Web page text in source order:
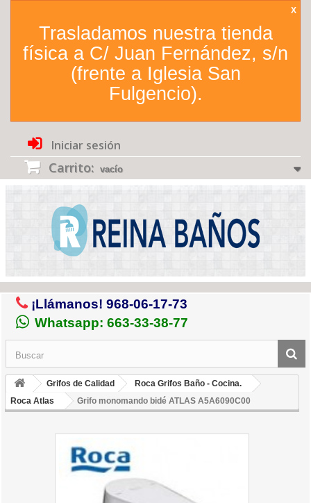
Trasladamos nuestra tienda
física a C/ Juan Fernández, s/n
(frente a Iglesia San
Fulgencio).
X
Iniciar sesión
Carrito: vacío
¡Llámanos! 968-06-17-73
Whatsapp: 663-33-38-77
Grifos de Calidad
Roca Grifos Baño - Cocina.
Roca Atlas
Grifo monomando bidé ATLAS A5A6090C00